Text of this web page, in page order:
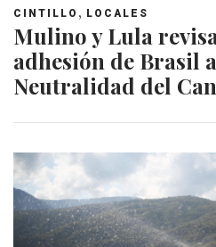
CINTILLO , LOCALES
Mulino y Lula
adhesión de Brasil
Neutralidad del